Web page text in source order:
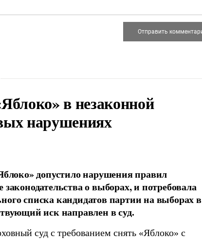
в незаконной
нарушениях
допустило нарушения правил
о выборах, и потребовала
списка кандидатов партии на выборах в
иск направлен в суд.
суд с требованием снять «Яблоко» с